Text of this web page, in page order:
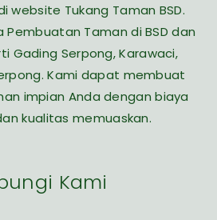
website Tukang Taman BSD.
Pembuatan Taman di BSD dan
Gading Serpong, Karawaci,
Kami dapat membuat
impian Anda dengan biaya
kualitas memuaskan.
Kami